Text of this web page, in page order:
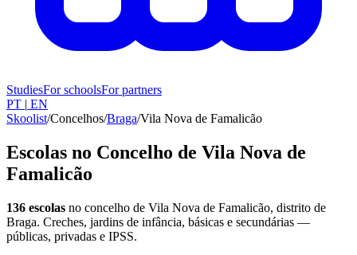
StudiesFor schoolsFor partners
PT | EN
Skoolist/Concelhos/Braga/Vila Nova de Famalicão
Escolas no Concelho de Vila Nova de
Famalicão
136 escolas no concelho de Vila Nova de Famalicão, distrito de
Braga. Creches, jardins de infância, básicas e secundárias —
públicas, privadas e IPSS.